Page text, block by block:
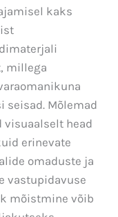
kaks
millega
seisad. Mõlemad
visuaalselt head
erinevate
omaduste ja
vastupidavuse
mõistmine võib